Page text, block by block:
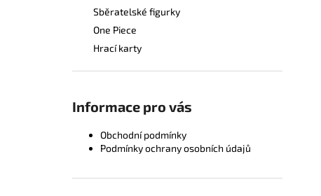
Sběratelské figurky
One Piece
Hrací karty
Informace pro vás
Obchodní podmínky
Podmínky ochrany osobních údajů